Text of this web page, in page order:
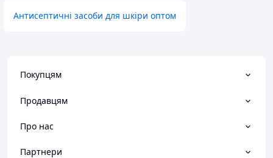
Антисептичні засоби для шкіри оптом
Покупцям
Продавцям
Про нас
Партнери